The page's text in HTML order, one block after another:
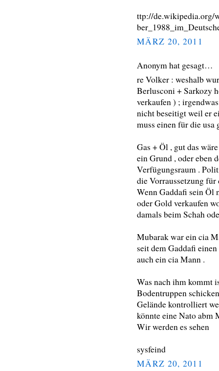
ttp://de.wikipedia.org/
MÄRZ 20, 2011
Anonym hat gesagt…
re Volker : weshalb
Berlusconi + Sarkozy
verkaufen ) ;
nicht beseitigt weil er
muss einen für die
Gas + Öl , gut das
ein Grund , oder eben
Verfügungsraum .
die Vorraussetzung
Wenn Gaddafi sein Öl
oder Gold verkaufen
damals beim Schah
Mubarak war ein cia
seit dem Gaddafi
auch ein cia Mann .
Was nach ihm kommt
Bodentruppen
Gelände kontrolliert
könnte eine Nato abm
Wir werden es sehen
sysfeind
MÄRZ 20, 2011